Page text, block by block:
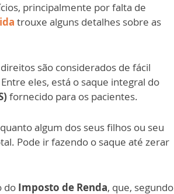
principalmente por falta de
trouxe alguns detalhes sobre as
são considerados de fácil
eles, está o saque integral do
fornecido para os pacientes.
algum dos seus filhos ou seu
Pode ir fazendo o saque até zerar
do Imposto de Renda, que, segundo